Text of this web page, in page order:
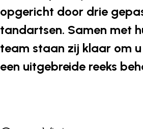
opgericht door drie
tandartsen. Samen met
team staan zij klaar om
een uitgebreide reeks